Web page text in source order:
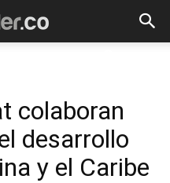
colaboran
desarrollo
y el Caribe